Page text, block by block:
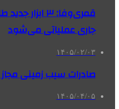
قمری‌وفا: ۳
جاری عملیاتی می‌شود
۱۴۰۵/۰۲/۰۳
صادرات سیب زمینی
۱۴۰۵/۰۴/۰۵